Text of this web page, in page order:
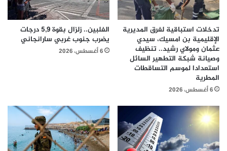
تدخلات استباقية لفرق المديرية
الإقليمية بن امسيك، سيدي
عثمان ومولاي رشيد.. تنظيف
وصيانة شبكة التطهير السائل
استعدادا لموسم التساقطات
المطرية
6 أغسطس، 2026
الفلبين.. زلزال بقوة 5,9 درجات
يضرب جنوب غربي سارانجاني
6 أغسطس، 2026